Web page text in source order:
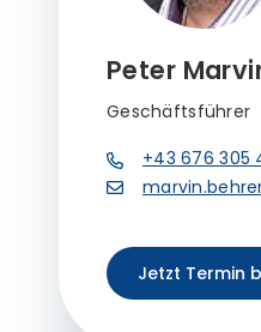
Peter
Geschäftsführer
+43 676 305
Jetzt Termin